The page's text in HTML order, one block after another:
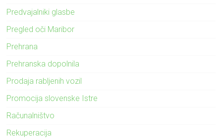
Predvajalniki glasbe
Pregled oči Maribor
Prehrana
Prehranska dopolnila
Prodaja rabljenih vozil
Promocija slovenske Istre
Računalništvo
Rekuperacija